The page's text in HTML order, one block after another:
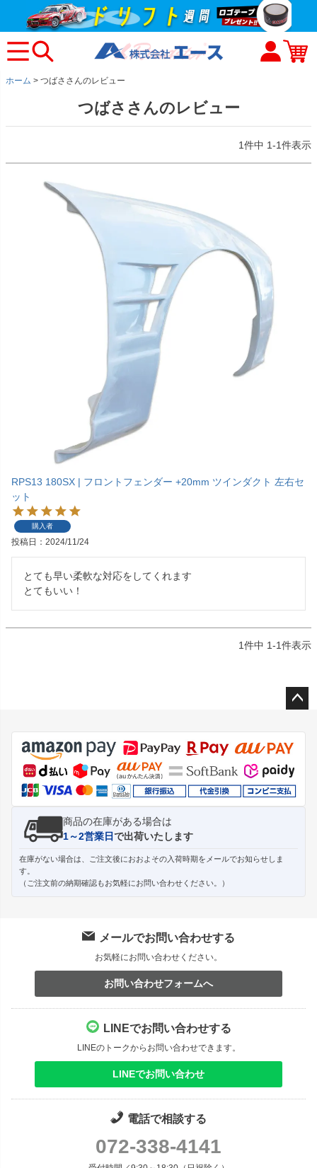
ホーム つばささんのレビュー
つばささんのレビュー
1件中 1-1件表示
RPS13 180SX | フロントフェンダー +20mm ツインダクト 左右セ
ット
購入者
投稿日 2024/11/24
とても早い柔軟な対応をしてくれます
とてもいい！
1件中 1-1件表示
ジト
ップ
へ
商品の在庫がある場合は
1～2営業日で出荷いたします
在庫がない場合は、ご注文後におおよその入荷時期をメールでお知らせしま
す。
（ご注文前の納期確認もお気軽にお問い合わせください。）
メールでお問い合わせする
お気軽にお問い合わせください。
お問い合わせフォームへ
LINEでお問い合わせする
LINEのトークからお問い合わせできます。
LINEでお問い合わせ
電話で相談する
072-338-4141